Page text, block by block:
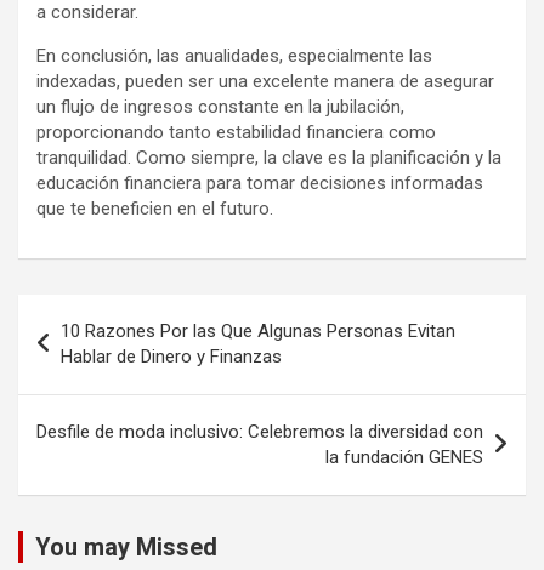
a considerar.
En conclusión, las anualidades, especialmente las
indexadas, pueden ser una excelente manera de asegurar
un flujo de ingresos constante en la jubilación,
proporcionando tanto estabilidad financiera como
tranquilidad. Como siempre, la clave es la planificación y la
educación financiera para tomar decisiones informadas
que te beneficien en el futuro.
de
entradas
10 Razones Por las Que Algunas Personas Evitan
Hablar de Dinero y Finanzas
Desfile de moda inclusivo: Celebremos la diversidad con
la fundación GENES
You may Missed